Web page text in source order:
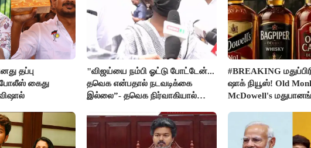
தப்பு
கைது
"விஜய்யை நம்பி ஓட்டு போட்டேன்...
தவெக என்பதால் நடவடிக்கை
இல்லை”- தவெக நிர்வாகியால்
#BREAKING
ஷாக் நியூஸ்! Old
McDowell's